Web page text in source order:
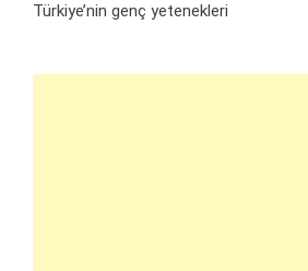
Türkiye’nin genç yetenekleri